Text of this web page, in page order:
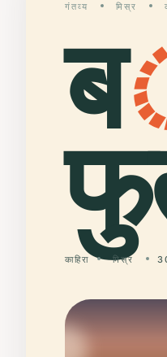
गंतव्य मिस्र
ब
काहिरा मिस्र